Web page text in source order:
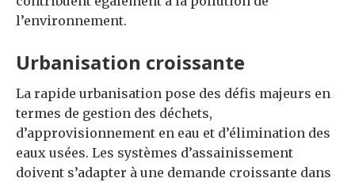
l’environnement.
Urbanisation croissante
La rapide urbanisation pose des défis majeurs en
termes de gestion des déchets,
d’approvisionnement en eau et d’élimination des
eaux usées. Les systèmes d’assainissement
doivent s’adapter à une demande croissante dans